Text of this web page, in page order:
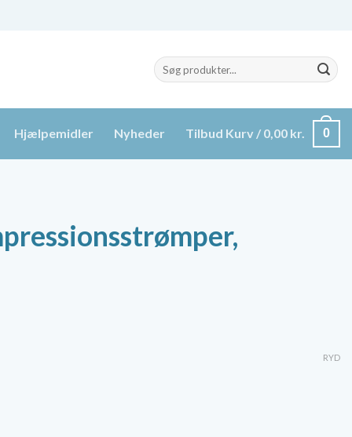
Søg
efter:
Hjælpemidler Nyheder Tilbud Kurv / 0,00 kr. 0
RYD